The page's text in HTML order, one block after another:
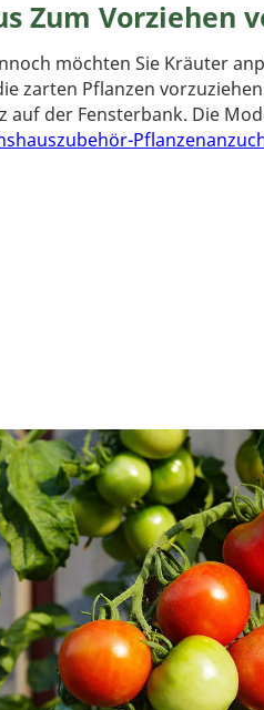
Zum Vorziehen
möchten Sie Kräuter
zarten Pflanzen
auf der Fensterbank. Die